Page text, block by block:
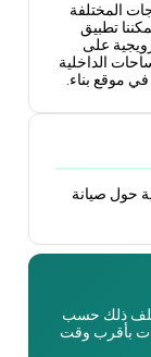
المختلفة
تطبيق
على
الداخلية
موقع بناء.
حول صيانة
ذلك حسب
بأقرب وقت